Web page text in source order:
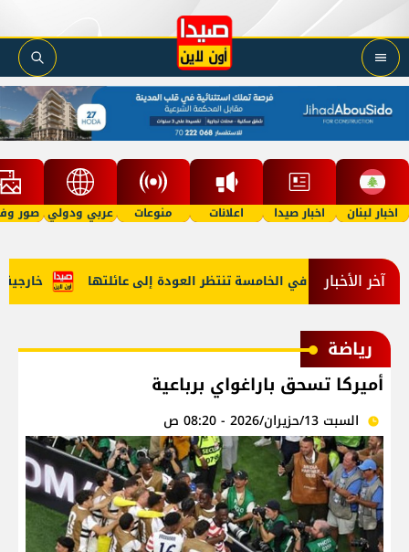
اخبار لبنان اخبار صيدا اعلانات منوعات عربي ودولي صور
آخر الأخبار خارجية طفلة في الخامسة تنتظر العودة إلى عائلتها
رياضة
أميركا تسحق باراغواي برباعية
السبت 13/حزيران/2026 - 08:20 ص